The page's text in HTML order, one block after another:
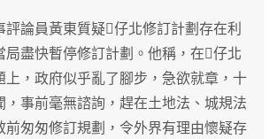
評論員黃東質疑仔北修訂計劃存在利
局盡快暫停修訂計劃。他稱，在仔北
上，政府似乎亂了腳步，急欲就章，十
，事前毫無諮詢，趕在土地法、城規法
前匆匆修訂規劃，令外界有理由懷疑存